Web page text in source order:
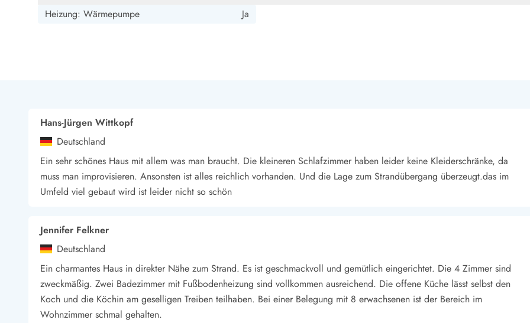
Heizung: Wärmepumpe Ja
Hans-Jürgen Wittkopf
Deutschland
Ein sehr schönes Haus mit allem was man braucht. Die kleineren Schlafzimmer haben leider keine Kleiderschränke, da
muss man improvisieren. Ansonsten ist alles reichlich vorhanden. Und die Lage zum Strandübergang überzeugt.das im
Umfeld viel gebaut wird ist leider nicht so schön
Jennifer Felkner
Deutschland
Ein charmantes Haus in direkter Nähe zum Strand. Es ist geschmackvoll und gemütlich eingerichtet. Die 4 Zimmer sind
zweckmäßig. Zwei Badezimmer mit Fußbodenheizung sind vollkommen ausreichend. Die offene Küche lässt selbst den
Koch und die Köchin am geselligen Treiben teilhaben. Bei einer Belegung mit 8 erwachsenen ist der Bereich im
Wohnzimmer schmal gehalten.